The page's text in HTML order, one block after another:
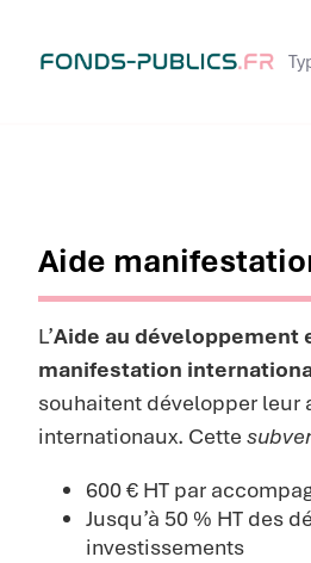
Aide
L’Aide au développement
manifestation
souhaitent développer leur
internationaux. Cette
600 € HT par
Jusqu’à 50 % HT des
investissements